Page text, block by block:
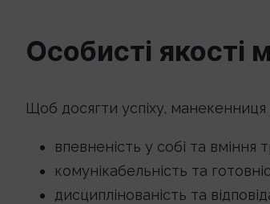
Особисті якості
Щоб досягти успіху,
впевненість у собі та вміння
комунікабельність та
дисциплінованість та